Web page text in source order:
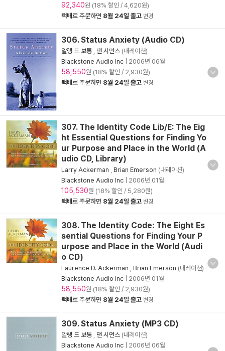
92,340원 (18% 할인 / 4,620원)
택배로 주문하면 8월 24일 출고 변경
306. Status Anxiety (Audio CD)
알랭 드 보통 댄 시먼스 (내레이션)
Blackstone Audio Inc
2006년 06월
58,550원 (18% 할인 / 2,930원)
택배로 주문하면 8월 24일 출고 변경
307. The Identity Code Lib/E: The Eig
ht Essential Questions for Finding Yo
ur Purpose and Place in the World (A
udio CD, Library)
Larry Ackerman Brian Emerson (내레이션)
Blackstone Audio Inc
2006년 01월
105,530원 (18% 할인 / 5,280원)
택배로 주문하면 8월 24일 출고 변경
308. The Identity Code: The Eight Es
sential Questions for Finding Your P
urpose and Place in the World (Audi
o CD)
Laurence D. Ackerman Brian Emerson (내레이션)
Blackstone Audio Inc
2006년 01월
58,550원 (18% 할인 / 2,930원)
택배로 주문하면 8월 24일 출고 변경
309. Status Anxiety (MP3 CD)
알랭 드 보통 댄 시먼스 (내레이션)
Blackstone Audio Inc
2006년 06월